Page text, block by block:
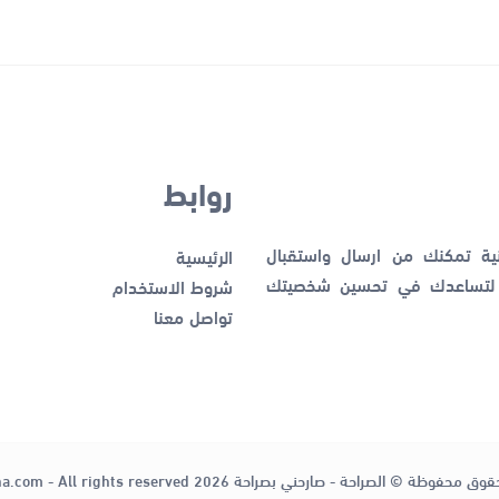
تمكنك من ارسال واستقبال
لتساعدك في تحسين شخصيتك
روابط
الرئيسية
شروط الاستخدام
تواصل معنا
محفوظة © الصراحة - صارحني بصراحة 2026 - All rights reserved